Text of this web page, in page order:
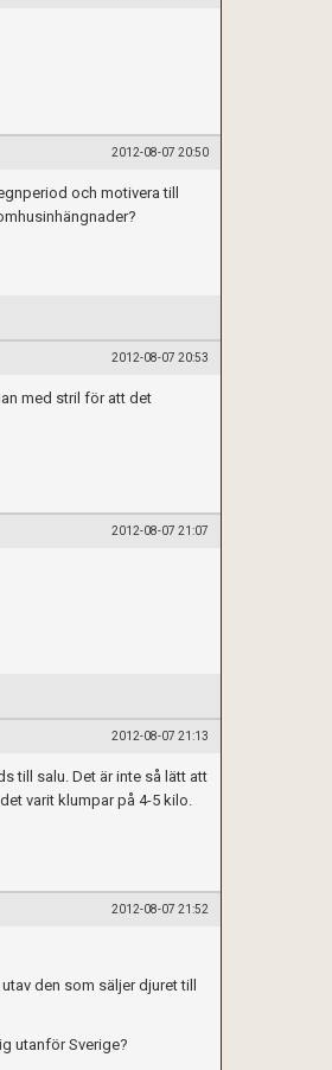
2012-08-07 20:50
och motivera till
2012-08-07 20:53
med stril för att det
2012-08-07 21:07
2012-08-07 21:13
till salu. Det är inte så lätt att
varit klumpar på 4-5 kilo.
2012-08-07 21:52
den som säljer djuret till
utanför Sverige?